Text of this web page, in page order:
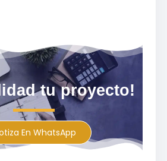
tu proyecto!
En WhatsApp